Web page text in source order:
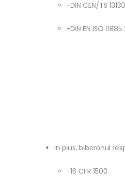
-DIN CEN/TS
-DIN EN ISO
In plus, biberonul
-16 CFR 1500